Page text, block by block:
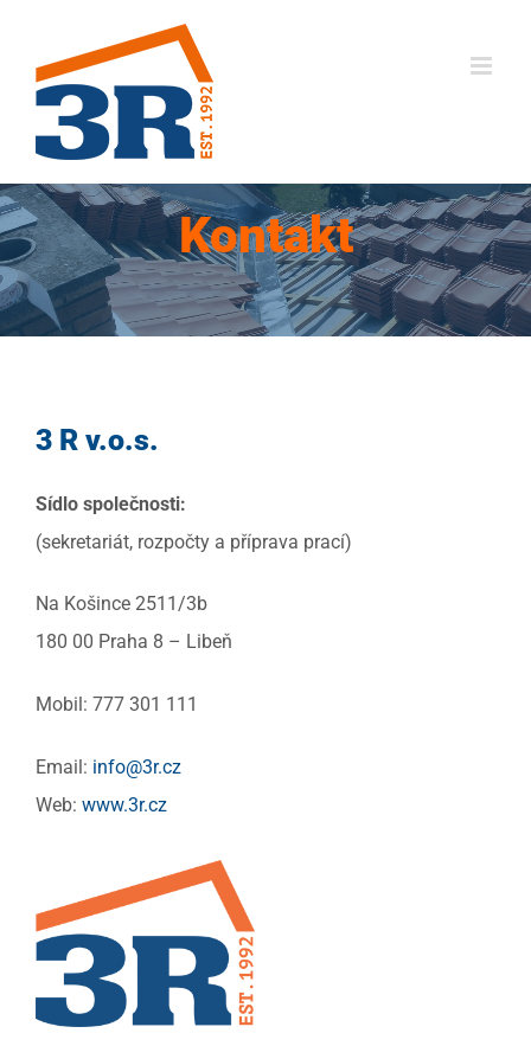
obsah
Kontakt
3 R v.o.s.
Sídlo společnosti:
(sekretariát, rozpočty a příprava prací)
Na Košince 2511/3b
180 00 Praha 8 – Libeň
Mobil: 777 301 111
Email: info@3r.cz
Web: www.3r.cz